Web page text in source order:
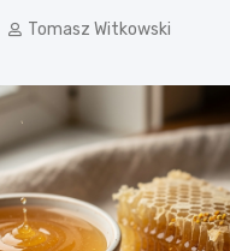
Tomasz Witkowski